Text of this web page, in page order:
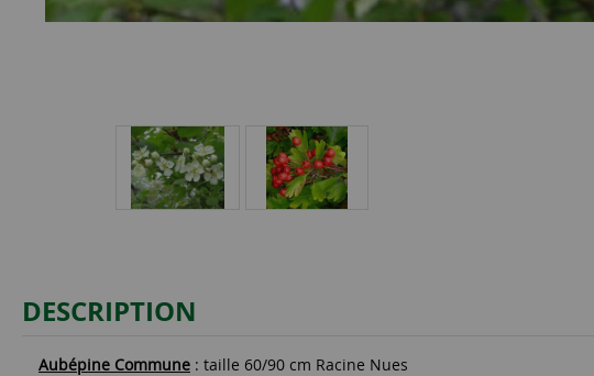
DESCRIPTION
Aubépine Commune : taille 60/90 cm Racine Nues